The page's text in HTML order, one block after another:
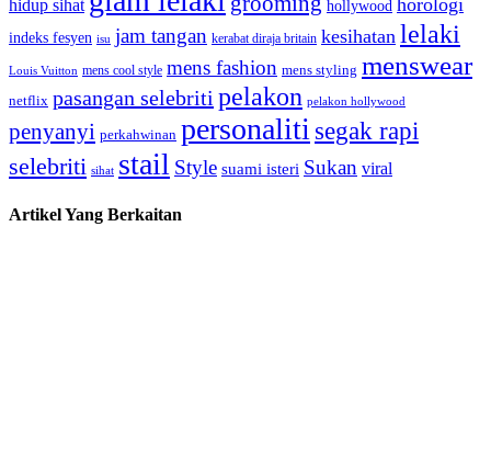
hidup sihat
hollywood horologi
indeks fesyen isu jam tangan kerabat diraja britain kesihatan lelaki
Louis Vuitton mens cool style mens fashion mens styling menswear
netflix pasangan selebriti pelakon pelakon hollywood
penyanyi perkahwinan personalitisegak rapi
selebriti sihat stail Style suami isteri Sukan viral
Artikel Yang Berkaitan